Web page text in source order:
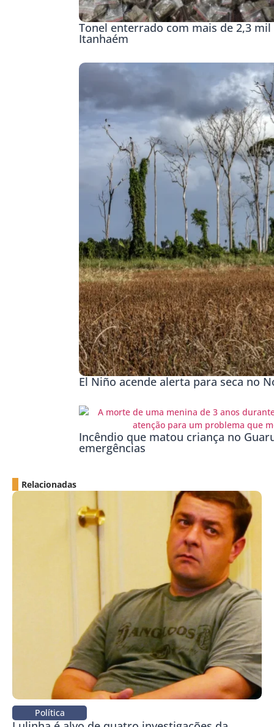
Tonel enterrado com mais de 2,3
Itanhaém
El Niño acende alerta para seca no
Incêndio que matou criança no
emergências
Relacionadas
Política